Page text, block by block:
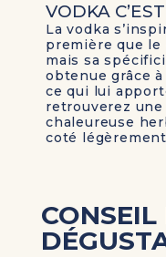
VODKA
La vodka
première que le
mais sa
obtenue grâce
ce qui lui
retrouverez
chaleureuse
coté
CONSEIL